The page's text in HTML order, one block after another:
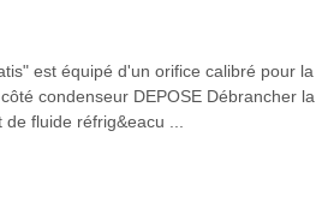
est équipé d'un orifice calibré pour la
condenseur DEPOSE Débrancher la
fluide réfrig&eacu ...